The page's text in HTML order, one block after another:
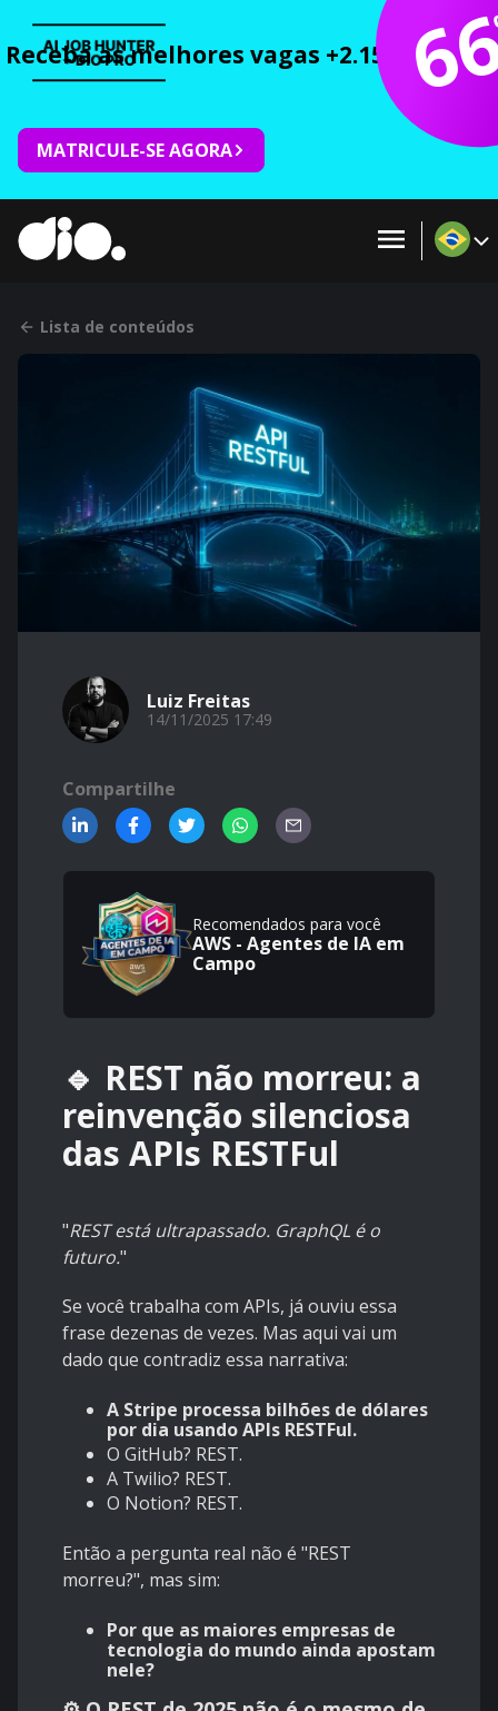
Receba as melhores vagas +2.150 cursos
MATRICULE-SE AGORA
Lista de conteúdos
Luiz Freitas
14/11/2025 17:49
Compartilhe
Recomendados para você
AWS - Agentes de IA em
Campo
🔹 REST não morreu: a
reinvenção silenciosa
das APIs RESTFul
"REST está ultrapassado. GraphQL é o
futuro."
Se você trabalha com APIs, já ouviu essa
frase dezenas de vezes. Mas aqui vai um
dado que contradiz essa narrativa:
A Stripe processa bilhões de dólares
por dia usando APIs RESTFul.
O GitHub? REST.
A Twilio? REST.
O Notion? REST.
Então a pergunta real não é "REST
morreu?", mas sim:
Por que as maiores empresas de
tecnologia do mundo ainda apostam
nele?